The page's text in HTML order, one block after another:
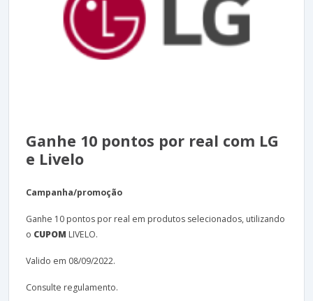
Ganhe 10 pontos por real com LG
e Livelo
Campanha/promoção
Ganhe 10 pontos por real em produtos selecionados, utilizando
o CUPOM LIVELO.
Valido em 08/09/2022.
Consulte regulamento.